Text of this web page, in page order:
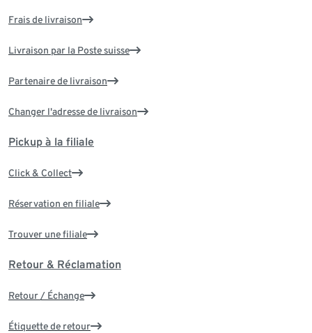
Frais de livraison
Livraison par la Poste suisse
Partenaire de livraison
Changer l'adresse de livraison
Pickup à la filiale
Click & Collect
Réservation en filiale
Trouver une filiale
Retour & Réclamation
Retour / Échange
Étiquette de retour